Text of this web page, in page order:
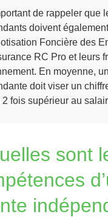
de rappeler que
doivent
Foncière des
RC Pro et leurs
En moyenne,
doit viser un
fois supérieur au
sont